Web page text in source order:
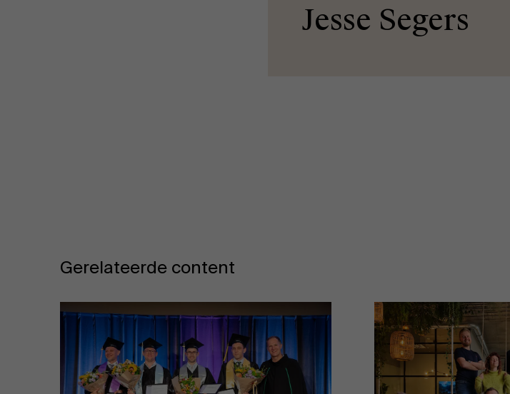
Jesse Segers
Gerelateerde content